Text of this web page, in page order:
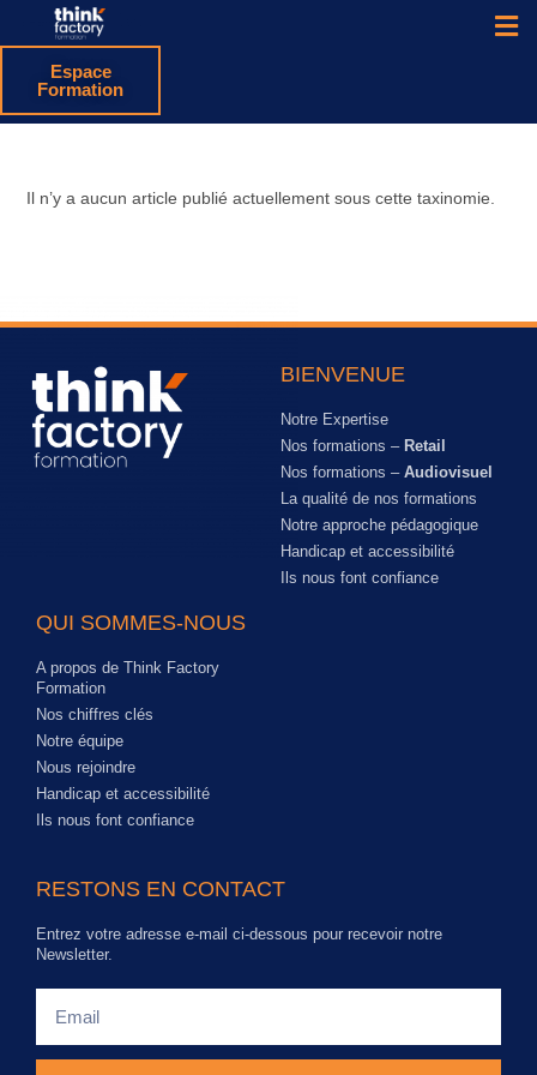
Espace
Formation
Il n’y a aucun article publié actuellement sous cette taxinomie.
BIENVENUE
Notre Expertise
Nos formations – Retail
Nos formations – Audiovisuel
La qualité de nos formations
Notre approche pédagogique
Handicap et accessibilité
Ils nous font confiance
QUI SOMMES-NOUS
A propos de Think Factory
Formation
Nos chiffres clés
Notre équipe
Nous rejoindre
Handicap et accessibilité
Ils nous font confiance
RESTONS EN CONTACT
Entrez votre adresse e-mail ci-dessous pour recevoir notre
Newsletter.